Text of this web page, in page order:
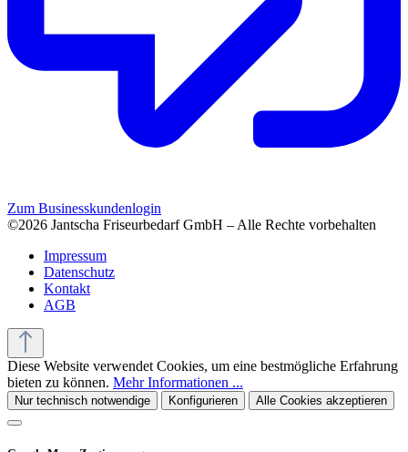
Zum Businesskundenlogin
©2026 Jantscha Friseurbedarf GmbH – Alle Rechte vorbehalten
Impressum
Datenschutz
Kontakt
AGB
Diese Website verwendet Cookies, um eine bestmögliche Erfahrung
bieten zu können. Mehr Informationen ...
Nur technisch notwendige Konfigurieren Alle Cookies akzeptieren